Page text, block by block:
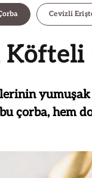
Cevizli
çorba, hem